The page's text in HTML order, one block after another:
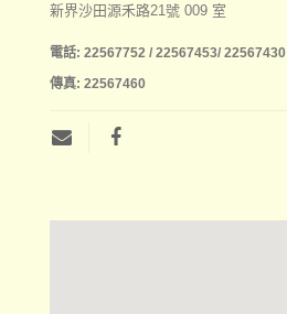
新界沙田源禾路21號 009 室
電話: 22567752 / 22567453/ 22567430
傳真: 22567460